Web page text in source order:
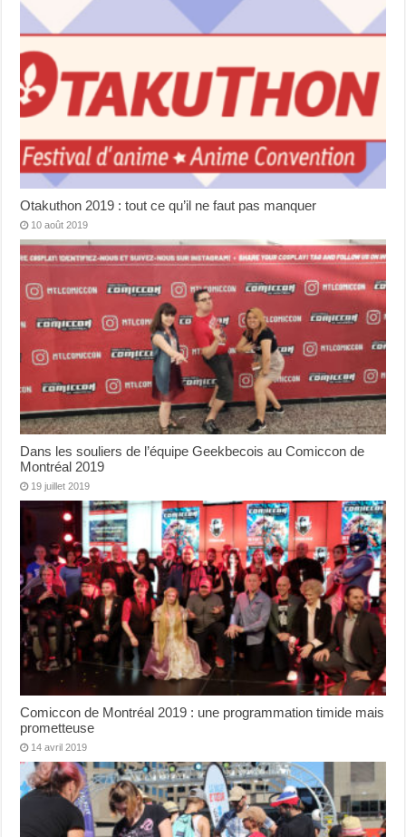
Otakuthon 2019 : tout ce qu’il ne faut pas manquer
10 août 2019
Dans les souliers de l’équipe Geekbecois au Comiccon de
Montréal 2019
19 juillet 2019
Comiccon de Montréal 2019 : une programmation timide mais
prometteuse
14 avril 2019